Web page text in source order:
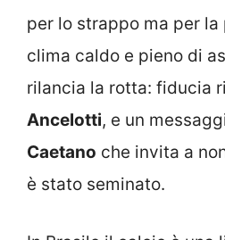
per lo strappo ma per la
clima caldo e pieno di
rilancia la rotta: fiducia
Ancelotti, e un
Caetano che invita a
è stato seminato.